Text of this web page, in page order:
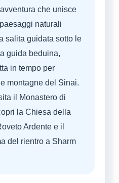
che unisce
naturali
salita guidata sotto le
guida beduina,
in tempo per
montagne del Sinai.
il Monastero di
la Chiesa della
Ardente e il
del rientro a Sharm